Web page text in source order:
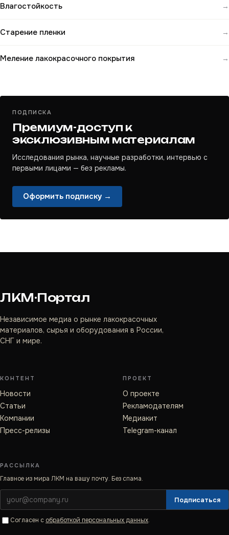
Влагостойкость →
Старение пленки →
Меление лакокрасочного покрытия →
ПОДПИСКА
Премиум-доступ к
эксклюзивным материалам
Исследования рынка, научные разработки, интервью с
первыми лицами — без рекламы.
Оформить подписку →
ЛКМ·Портал
Независимое медиа о рынке лакокрасочных
материалов, сырья и оборудования в России,
СНГ и мире.
КОНТЕНТ
Новости
Статьи
Компании
Пресс-релизы
ПРОЕКТ
О проекте
Рекламодателям
Медиакит
Telegram-канал
РАССЫЛКА
Главное из мира ЛКМ на вашу почту. Без спама.
Подписаться
Согласен с обработкой персональных данных.